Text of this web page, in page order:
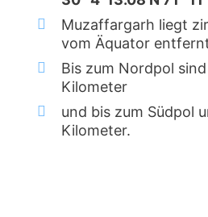
Muzaffargarh liegt
vom Äquator
Bis zum Nordpol
Kilometer
und bis zum Südpol
Kilometer.